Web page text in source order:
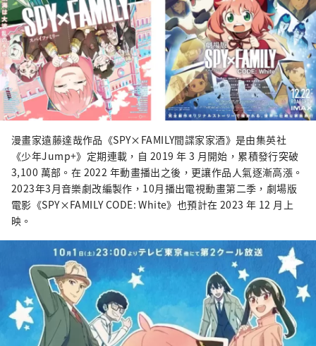
漫畫家遠藤達哉作品《SPY×FAMILY間諜家家酒》是由集英社
《少年Jump+》定期連載，自 2019 年 3 月開始，累積發行突破
3,100 萬部。在 2022 年動畫播出之後，更讓作品人氣逐漸高漲。
2023年3月音樂劇改編製作，10月播出電視動畫第二季，劇場版
電影《SPY×FAMILY CODE: White》也預計在 2023 年 12 月上
映。